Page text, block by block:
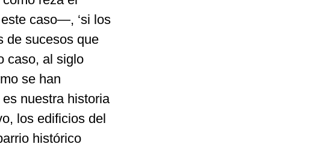
caso—, ‘si los
de sucesos que
caso, al siglo
se han
nuestra historia
los edificios del
histórico